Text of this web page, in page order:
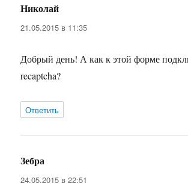
Николай
21.05.2015 в 11:35
Добрый день! А как к этой форме
recaptcha?
Ответить
Зебра
24.05.2015 в 22:51